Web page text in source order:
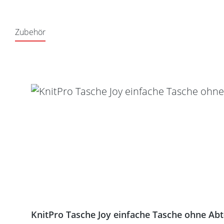
Zubehör
KnitPro Tasche Joy einfache Tasche ohne